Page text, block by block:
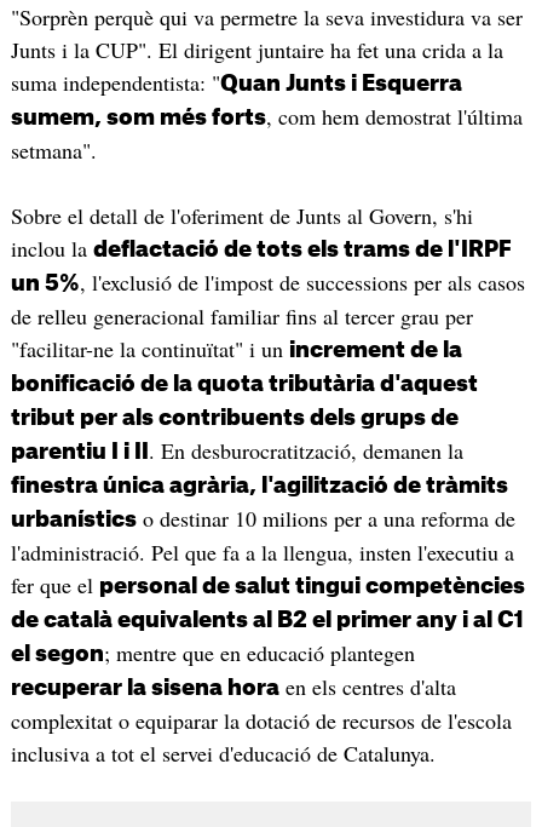
"Sorprèn perquè qui va permetre la seva investidura va ser
Junts i la CUP". El dirigent juntaire ha fet una crida a la
suma independentista: "Quan Junts i Esquerra
sumem, som més forts, com hem demostrat l'última
setmana".
Sobre el detall de l'oferiment de Junts al Govern, s'hi
inclou la deflactació de tots els trams de l'IRPF
un 5%, l'exclusió de l'impost de successions per als casos
de relleu generacional familiar fins al tercer grau per
"facilitar-ne la continuïtat" i un increment de la
bonificació de la quota tributària d'aquest
tribut per als contribuents dels grups de
parentiu I i II . En desburocratització, demanen la
finestra única agrària, l'agilització de tràmits
urbanísticso destinar 10 milions per a una reforma de
l'administració. Pel que fa a la llengua, insten l'executiu a
fer que el personal de salut tingui competències
de català equivalents al B2 el primer any i al C1
el segon; mentre que en educació plantegen
recuperar la sisena horaen els centres d'alta
complexitat o equiparar la dotació de recursos de l'escola
inclusiva a tot el servei d'educació de Catalunya.